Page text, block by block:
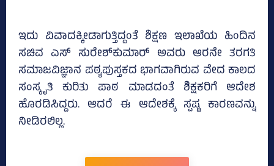
ಇದು ವಿವಾದಕ್ಕೀಡಾಗುತ್ತಿದ್ದಂತೆ ಶಿಕ್ಷಣ ಇಲಾಖೆಯ ಹಿಂದಿನ
ಸಚಿವ ಎಸ್‌ ಸುರೇಶ್‌ಕುಮಾರ್‌ ಅವರು ಆರನೇ ತರಗತಿ
ಸಮಾಜವಿಜ್ಞಾನ ಪಠ್ಯಪುಸ್ತಕದ ಭಾಗವಾಗಿರುವ ವೇದ ಕಾಲದ
ಸಂಸ್ಕೃತಿ ಕುರಿತು ಪಾಠ ಮಾಡದಂತೆ ಶಿಕ್ಷಕರಿಗೆ ಆದೇಶ
ಹೊರಡಿಸಿದ್ದರು. ಆದರೆ ಈ ಆದೇಶಕ್ಕೆ ಸ್ಪಷ್ಟ ಕಾರಣವನ್ನು
ನೀಡಿರಲಿಲ್ಲ.